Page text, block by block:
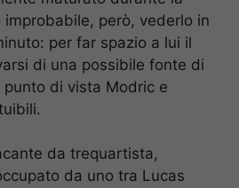
però, vederlo in
per far spazio a lui il
di una possibile fonte di
di vista Modric e
da trequartista,
da uno tra Lucas